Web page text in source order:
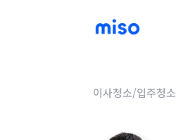
이사청소/입주청소